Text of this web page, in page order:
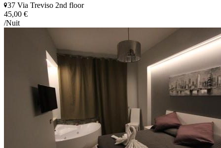
37 Via Treviso 2nd floor
45,00 €
/Nuit